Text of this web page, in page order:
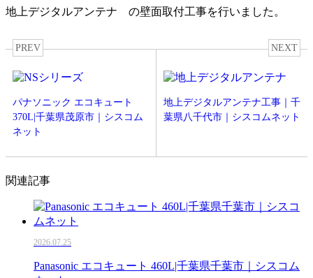
地上デジタルアンテナ の壁面取付工事を行いました。
PREV
パナソニック エコキュート
370L|千葉県茂原市｜シスコム
ネット
NEXT
地上デジタルアンテナ工事｜千
葉県八千代市｜シスコムネット
関連記事
2026.07.25
Panasonic エコキュート 460L|千葉県千葉市｜シスコム